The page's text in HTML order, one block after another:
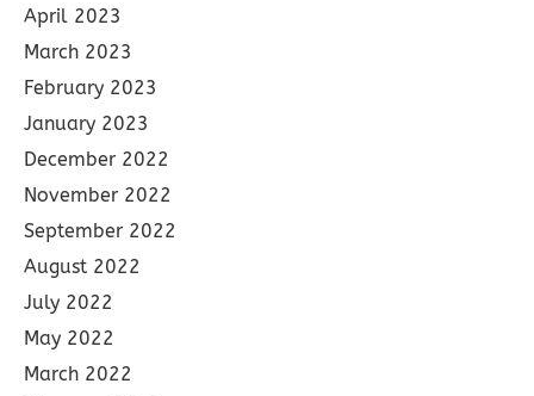
April 2023
March 2023
February 2023
January 2023
December 2022
November 2022
September 2022
August 2022
July 2022
May 2022
March 2022